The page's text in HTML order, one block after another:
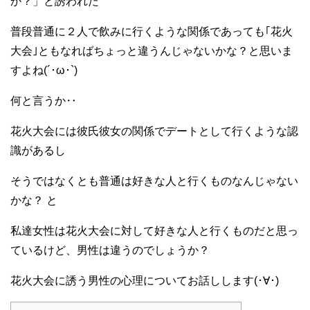
普段普通に２人で飲みに行くような関係であっても｢花火
大会｣ともなればちょっと違うんじゃないかな？と思いま
すよね(´･ω･`)
何と言うか‥
花火大会には彼氏彼女の関係でデートとして行くような認
識があるし
そうではなくとも普通は好きな人と行くものなんじゃない
かな？ と
私達女性は花火大会に対して好きな人と行くものだと思っ
ているけど、男性は違うのでしょうか？
花火大会に誘う男性の心理についてお話しします(･∀･)